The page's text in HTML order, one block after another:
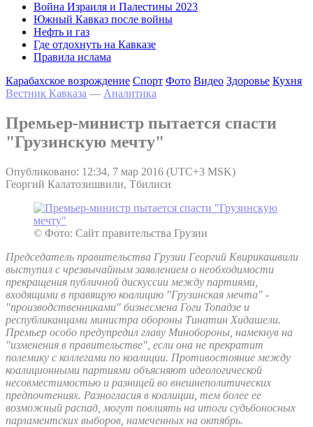
Война Израиля и Палестины 2023
Южный Кавказ после войны
Нефть и газ
Где отдохнуть на Кавказе
Правила ислама
Карабахское возрождение Спорт Фото Видео Здоровье Кухня
Вестник Кавказа — Аналитика
Премьер-министр пытается спасти
"Грузинскую мечту"
Опубликовано: 12:34, 7 мар 2016 (UTC+3 MSK)
Георгий Калатозишвили, Тбилиси
© Фото: Сайт правительства Грузии
Председатель правительства Грузии Георгий Квирикашвили
выступил с чрезвычайным заявлением о необходимости
прекращения публичной дискуссии между партиями,
входящими в правящую коалицию "Грузинская мечта" -
"производственниками" бизнесмена Гоги Топадзе и
республиканцами министра обороны Тинатин Хидашели.
Премьер особо предупредил главу Минобороны, намекнув на
"изменения в правительстве", если она не прекратит
полемику с коллегами по коалиции. Противостояние между
коалиционными партиями объясняют идеологической
несовместимостью и разницей во внешнеполитических
предпочтениях. Разногласия в коалиции, тем более ее
возможный распад, могут повлиять на итоги судьбоносных
парламентских выборов, намеченных на октябрь.